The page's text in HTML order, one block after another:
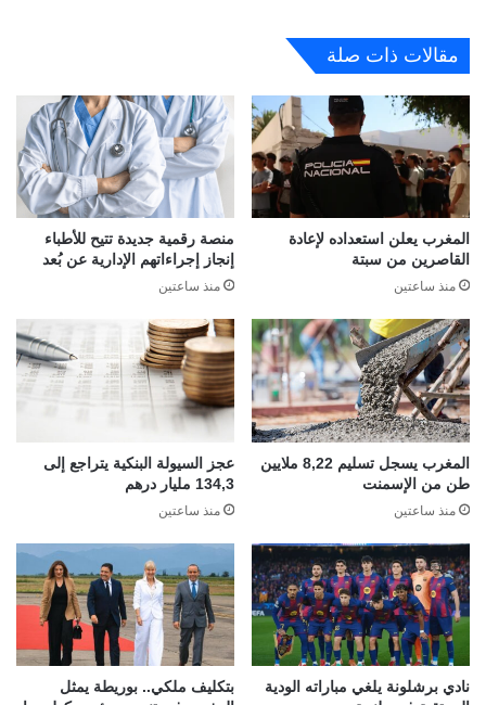
مقالات ذات صلة
المغرب يعلن استعداده لإعادة
القاصرين من سبتة
منذ ساعتين
منصة رقمية جديدة تتيح للأطباء
إنجاز إجراءاتهم الإدارية عن بُعد
منذ ساعتين
المغرب يسجل تسليم 8,22 ملايين
طن من الإسمنت
منذ ساعتين
عجز السيولة البنكية يتراجع إلى
134,3 مليار درهم
منذ ساعتين
نادي برشلونة يلغي مباراته الودية
بتكليف ملكي.. بوريطة يمثل